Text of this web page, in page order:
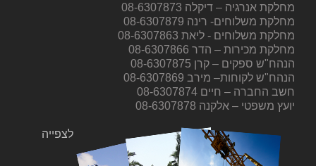
מחלקת אנרגיה – דיקלה 08-6307873
מחלקת משלוחים- רינה 08-6307879
מחלקת משלוחים - ליאת 08-6307863
מחלקת מכירות – הדר 08-6307866
הנהח"ש ספקים – קרן 08-6307875
הנהח"ש לקוחות– מירב 08-6307869
חשב החברה – חיים 08-6307874
יועץ משפטי – אלקנה 08-6307878
לצפייה